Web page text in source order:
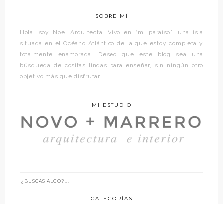
SOBRE MÍ
Hola, soy Noe. Arquitecta. Vivo en “mi paraíso”, una isla
situada en el Océano Atlántico de la que estoy completa y
totalmente enamorada. Deseo que este blog sea una
búsqueda de cositas lindas para enseñar, sin ningún otro
objetivo más que disfrutar.
MI ESTUDIO
CATEGORÍAS